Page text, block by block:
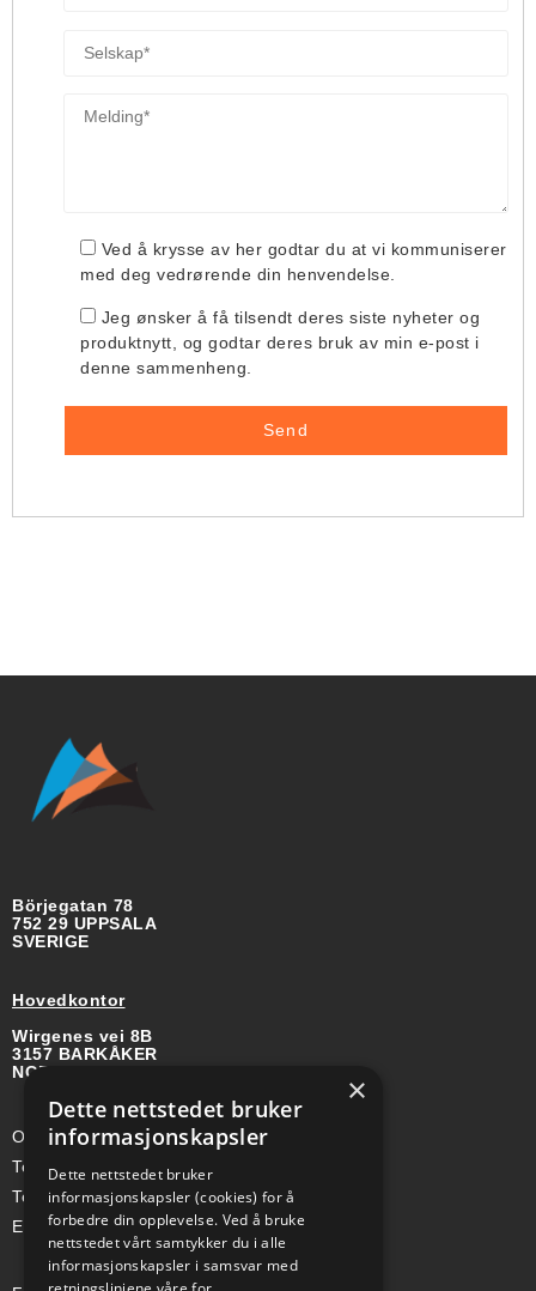
Ved å krysse av her godtar du at vi kommuniserer
med deg vedrørende din henvendelse.
Jeg ønsker å få tilsendt deres siste nyheter og
produktnytt, og godtar deres bruk av min e-post i
denne sammenheng.
Börjegatan 78
752 29 UPPSALA
SVERIGE
Hovedkontor
Wirgenes vei 8B
3157 BARKÅKER
NORGE
Org-nr: 985 958 203 MVA
Telefon (Nor): +47 334 50 910
Telefon (Swe): +46 70-748 08 19
E-post: sales@a-ss.net
×
Dette nettstedet bruker
informasjonskapsler
Dette nettstedet bruker
informasjonskapsler (cookies) for å
forbedre din opplevelse. Ved å bruke
nettstedet vårt samtykker du i alle
informasjonskapsler i samsvar med